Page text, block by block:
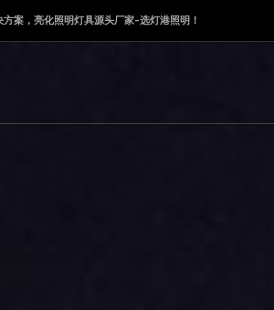
案，亮化照明灯具源头厂家-选灯港照明！